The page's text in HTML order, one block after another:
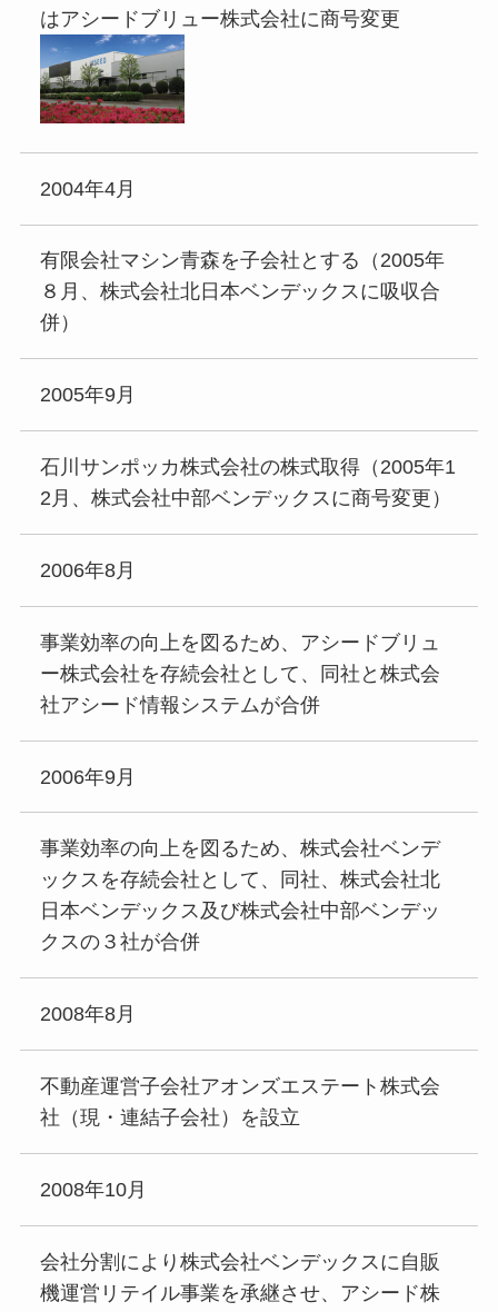
はアシードブリュー株式会社に商号変更
2004年4月
有限会社マシン青森を子会社とする（2005年
８月、株式会社北日本ベンデックスに吸収合
併）
2005年9月
石川サンポッカ株式会社の株式取得（2005年1
2月、株式会社中部ベンデックスに商号変更）
2006年8月
事業効率の向上を図るため、アシードブリュ
ー株式会社を存続会社として、同社と株式会
社アシード情報システムが合併
2006年9月
事業効率の向上を図るため、株式会社ベンデ
ックスを存続会社として、同社、株式会社北
日本ベンデックス及び株式会社中部ベンデッ
クスの３社が合併
2008年8月
不動産運営子会社アオンズエステート株式会
社（現・連結子会社）を設立
2008年10月
会社分割により株式会社ベンデックスに自販
機運営リテイル事業を承継させ、アシード株